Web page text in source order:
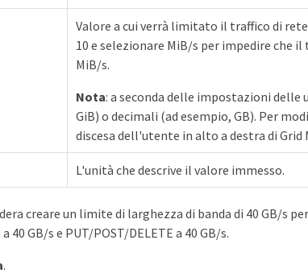
Valore a cui verrà limitato il traffico di
10 e selezionare MiB/s per impedire che
MiB/s.
Nota: a seconda delle impostazioni
GiB) o decimali (ad esempio, GB). Per
discesa dell'utente in alto a destra di Grid
L'unità che descrive il valore immesso.
creare un limite di larghezza di banda di 40 GB/s
40 GB/s e PUT/POST/DELETE a 40 GB/s.
.